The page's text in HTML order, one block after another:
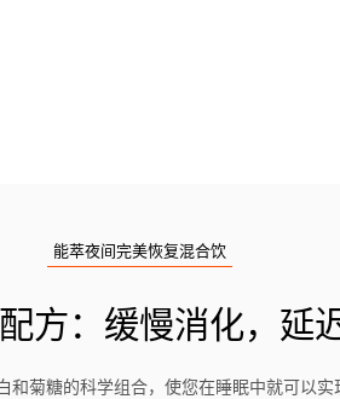
能萃夜间完美恢复混合饮
方：缓慢消化，延
和菊糖的科学组合，使您在睡眠中就可以